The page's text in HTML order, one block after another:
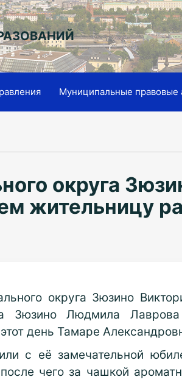
Муниципальные правовые
округа
жительницу
округа Зюзино
Зюзино Людмила
день Тамаре
с её замечательной
чего за чашкой